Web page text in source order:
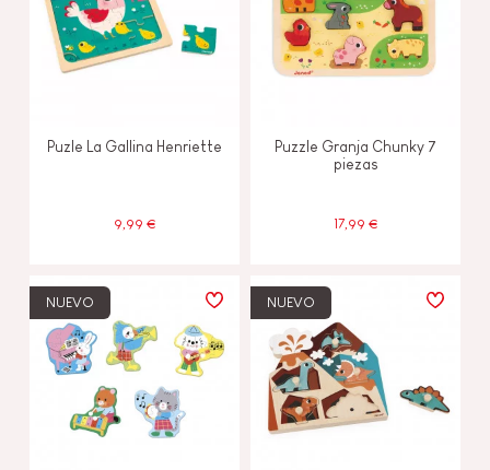
Puzle La Gallina Henriette
9,99 €
Puzzle Granja Chunky 7
piezas
17,99 €
NUEVO NUEVO